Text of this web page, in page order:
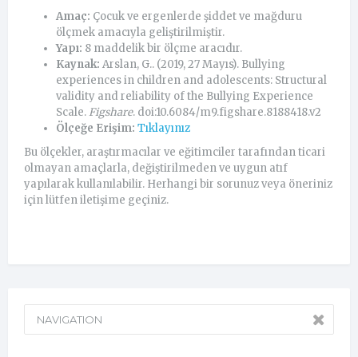
Amaç: Çocuk ve ergenlerde şiddet ve mağduru
ölçmek amacıyla geliştirilmiştir.
Yapı: 8 maddelik bir ölçme aracıdır.
Kaynak: Arslan, G.. (2019, 27 Mayıs). Bullying
experiences in children and adolescents: Structural
validity and reliability of the Bullying Experience
Scale. Figshare. doi:10.6084/m9.figshare.8188418.v2
Ölçeğe Erişim: Tıklayınız
Bu ölçekler, araştırmacılar ve eğitimciler tarafından ticari
olmayan amaçlarla, değiştirilmeden ve uygun atıf
yapılarak kullanılabilir. Herhangi bir sorunuz veya öneriniz
için lütfen iletişime geçiniz.
NAVIGATION